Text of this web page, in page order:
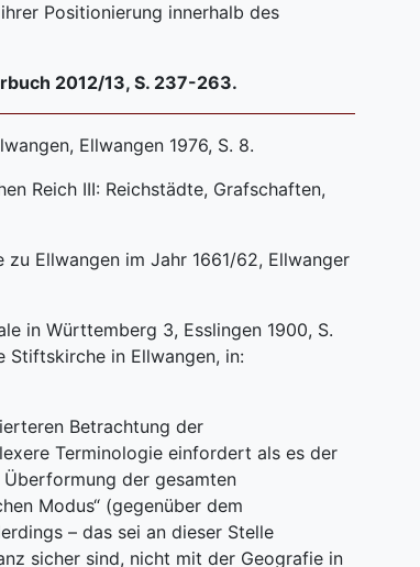
Positionierung innerhalb des
2012/13, S. 237-263.
Ellwangen 1976, S. 8.
Reich III: Reichstädte, Grafschaften,
Ellwangen im Jahr 1661/62, Ellwanger
in Württemberg 3, Esslingen 1900, S.
Stiftskirche in Ellwangen, in:
Betrachtung der
Terminologie einfordert als es der
der gesamten
Modus“ (gegenüber dem
– das sei an dieser Stelle
sicher sind, nicht mit der Geografie in